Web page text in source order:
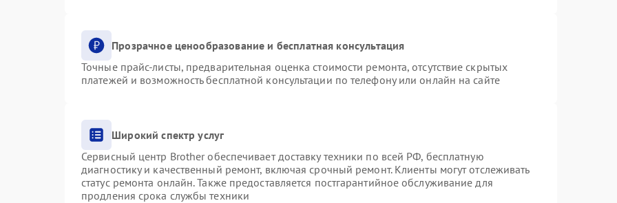
Прозрачное ценообразование и бесплатная консультация
Точные прайс-листы, предварительная оценка стоимости ремонта, отсутствие скрытых
платежей и возможность бесплатной консультации по телефону или онлайн на сайте
Широкий спектр услуг
Сервисный центр Brother обеспечивает доставку техники по всей РФ, бесплатную
диагностику и качественный ремонт, включая срочный ремонт. Клиенты могут отслеживать
статус ремонта онлайн. Также предоставляется постгарантийное обслуживание для
продления срока службы техники